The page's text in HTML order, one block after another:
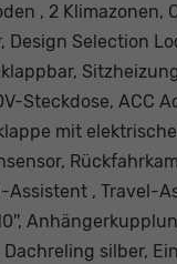
, 2 Klimazonen,
Design Selection
Steckdose, ACC
mit
, Travel-
silber,